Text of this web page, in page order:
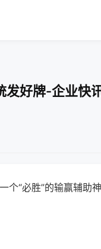
发好牌-企业快
个“必胜”的输赢辅助